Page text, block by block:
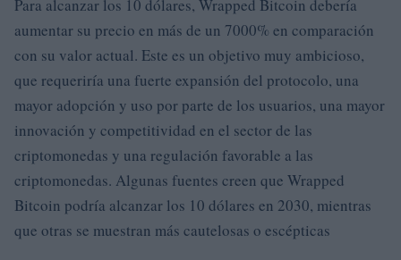
Para alcanzar los 10 dólares, Wrapped Bitcoin debería
aumentar su precio en más de un 7000% en comparación
con su valor actual. Este es un objetivo muy ambicioso,
que requeriría una fuerte expansión del protocolo, una
mayor adopción y uso por parte de los usuarios, una mayor
innovación y competitividad en el sector de las
criptomonedas y una regulación favorable a las
criptomonedas. Algunas fuentes creen que Wrapped
Bitcoin podría alcanzar los 10 dólares en 2030, mientras
que otras se muestran más cautelosas o escépticas